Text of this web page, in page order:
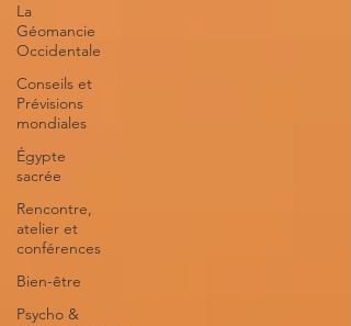
La
Géomancie
Occidentale
Conseils et
Prévisions
mondiales
Égypte
sacrée
Rencontre,
atelier et
conférences
Bien-être
Psycho &